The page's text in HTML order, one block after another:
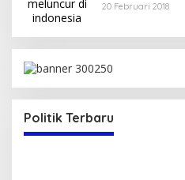
20 Februari 2018
Politik Terbaru